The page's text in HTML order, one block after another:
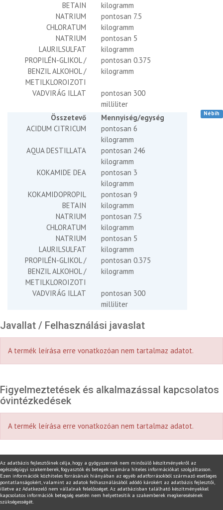
BETAIN
kilogramm
NATRIUM
CHLORATUM
pontosan 7.5
kilogramm
NATRIUM
LAURILSULFAT
pontosan 5
kilogramm
PROPILÉN-GLIKOL /
BENZIL ALKOHOL /
METILKLOROIZOTI
pontosan 0.375
kilogramm
VADVIRÁG ILLAT
pontosan 300
milliliter
Összetevő
Mennyiség/egység
ACIDUM CITRICUM
pontosan 6
kilogramm
AQUA DESTILLATA
pontosan 246
kilogramm
KOKAMIDE DEA
pontosan 3
kilogramm
KOKAMIDOPROPIL
BETAIN
pontosan 9
kilogramm
NATRIUM
CHLORATUM
pontosan 7.5
kilogramm
NATRIUM
LAURILSULFAT
pontosan 5
kilogramm
PROPILÉN-GLIKOL /
BENZIL ALKOHOL /
METILKLOROIZOTI
pontosan 0.375
kilogramm
VADVIRÁG ILLAT
pontosan 300
milliliter
Nébih
Javallat / Felhasználási javaslat
A termék leírása erre vonatkozóan nem tartalmaz adatot.
Figyelmeztetések és alkalmazással kapcsolatos
óvintézkedések
A termék leírása erre vonatkozóan nem tartalmaz adatot.
Az adatbázis fejlesztőinek célja, hogy a gyógyszernek nem minősülő készítményekről az
egészségügyi szakemberek, fogyasztók és betegek számára hiteles információkat szolgáltasson.
Ezen információk közhiteles forrásának hiányában az egyéb adatforrásokból származó esetleges
pontatlanságokért, valamint az adatok felhasználásából adódó károkért az adatbázis fejlesztői,
illetve az Adatkezelő nem vállalnak felelősséget. Az adatbázisban található készítményekkel
kapcsolatos információk betegség esetén nem helyettesítik a szakemberek megkeresésének
szükségességét.